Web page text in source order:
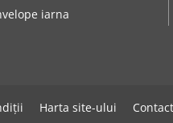
iarna
Harta site-ului